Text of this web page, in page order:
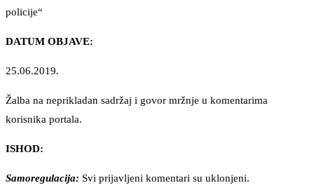
policije“
DATUM OBJAVE:
25.06.2019.
Žalba na neprikladan sadržaj i govor mržnje u komentarima
korisnika portala.
ISHOD:
Samoregulacija: Svi prijavljeni komentari su uklonjeni.